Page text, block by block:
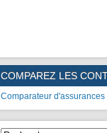
COMPAREZ LES
Comparateur